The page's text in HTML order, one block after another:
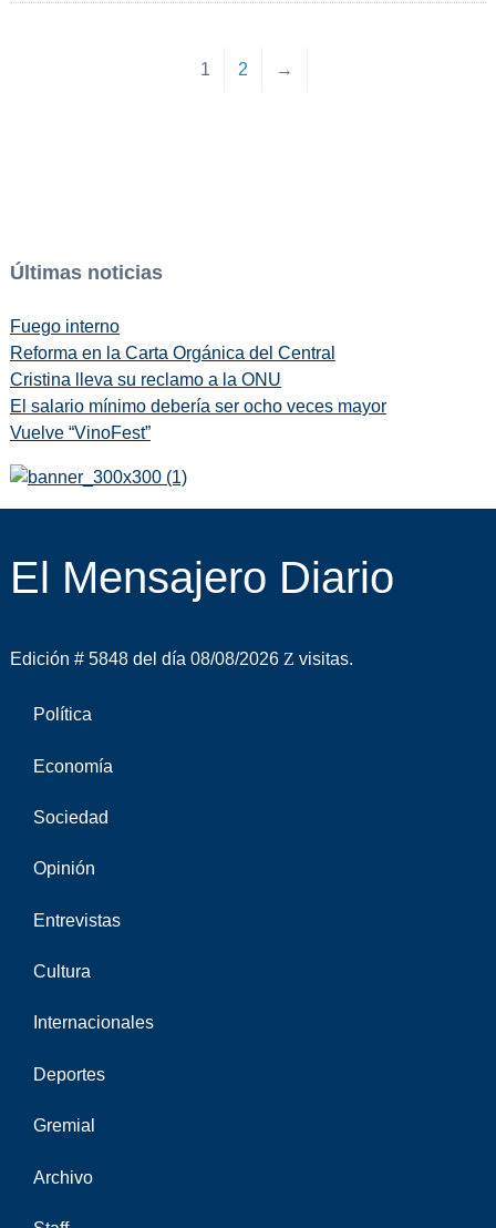
1 2 →
Últimas noticias
Fuego interno
Reforma en la Carta Orgánica del Central
Cristina lleva su reclamo a la ONU
El salario mínimo debería ser ocho veces mayor
Vuelve “VinoFest”
El Mensajero Diario
Edición # 5848 del día 08/08/2026 visitas.
Política
Economía
Sociedad
Opinión
Entrevistas
Cultura
Internacionales
Deportes
Gremial
Archivo